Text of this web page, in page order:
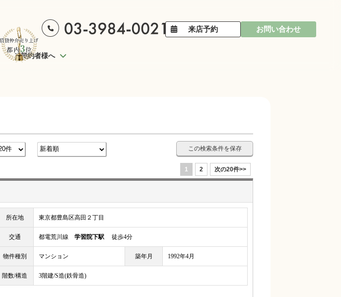
来店予約 お問い合わせ
ご契約者様へ
この検索条件を保存
1 2 次の20件>>
所在地 東京都豊島区高田２丁目
交通 都電荒川線 学習院下駅 徒歩4分
物件種別 マンション 築年月 1992年4月
階数/構造 3階建/S造(鉄骨造)